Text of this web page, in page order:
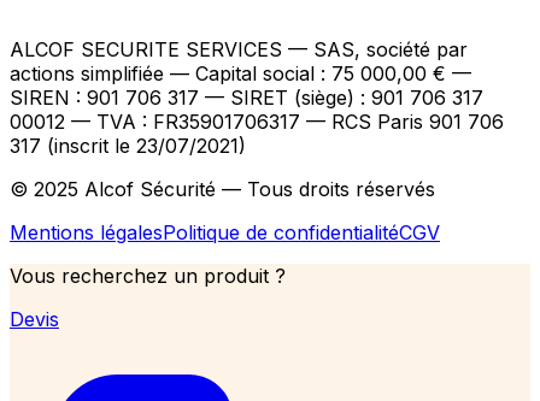
ALCOF SECURITE SERVICES — SAS, société par
actions simplifiée — Capital social : 75 000,00 € —
SIREN : 901 706 317 — SIRET (siège) : 901 706 317
00012 — TVA : FR35901706317 — RCS Paris 901 706
317 (inscrit le 23/07/2021)
© 2025 Alcof Sécurité — Tous droits réservés
Mentions légalesPolitique de confidentialitéCGV
Vous recherchez un produit ?
Devis